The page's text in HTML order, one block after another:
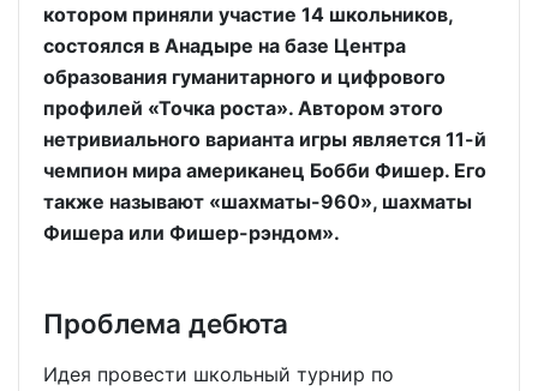
котором приняли участие 14 школьников,
состоялся в Анадыре на базе Центра
образования гуманитарного и цифрового
профилей «Точка роста». Автором этого
нетривиального варианта игры является 11-й
чемпион мира американец Бобби Фишер. Его
также называют «шахматы-960», шахматы
Фишера или Фишер-рэндом».
Проблема дебюта
Идея провести школьный турнир по